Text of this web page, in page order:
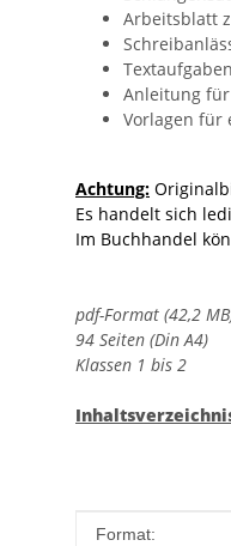
Arbeitsblatt
Textaufgaben
Anleitung
Vorlagen für
Achtung:
Es handelt sich
Im Buchhandel
pdf-Format (42,2
94 Seiten (Din A4)
Klassen 1 bis 2
Wert
Format: